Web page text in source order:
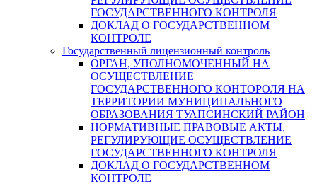
ГОСУДАРСТВЕННОГО КОНТРОЛЯ
ДОКЛАД О ГОСУДАРСТВЕННОМ
КОНТРОЛЕ
Государственный лицензионный контроль
ОРГАН, УПОЛНОМОЧЕННЫЙ НА
ОСУЩЕСТВЛЕНИЕ
ГОСУДАРСТВЕННОГО КОНТОРОЛЯ НА
ТЕРРИТОРИИ МУНИЦИПАЛЬНОГО
ОБРАЗОВАНИЯ ТУАПСИНСКИЙ РАЙОН
НОРМАТИВНЫЕ ПРАВОВЫЕ АКТЫ,
РЕГУЛИРУЮЩИЕ ОСУЩЕСТВЛЕНИЕ
ГОСУДАРСТВЕННОГО КОНТРОЛЯ
ДОКЛАД О ГОСУДАРСТВЕННОМ
КОНТРОЛЕ